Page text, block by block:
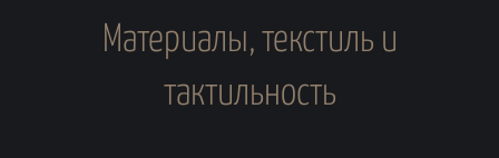
Материалы, текстиль и
тактильность